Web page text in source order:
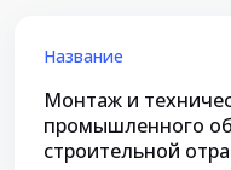
Название
Монтаж и
промышленного
строительной